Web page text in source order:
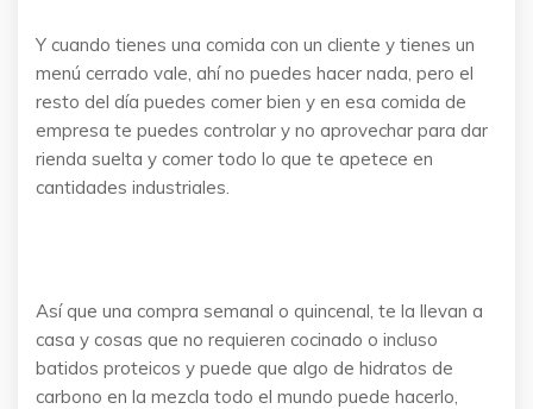
Y cuando tienes una comida con un cliente y tienes un
menú cerrado vale, ahí no puedes hacer nada, pero el
resto del día puedes comer bien y en esa comida de
empresa te puedes controlar y no aprovechar para dar
rienda suelta y comer todo lo que te apetece en
cantidades industriales.
Así que una compra semanal o quincenal, te la llevan a
casa y cosas que no requieren cocinado o incluso
batidos proteicos y puede que algo de hidratos de
carbono en la mezcla todo el mundo puede hacerlo,